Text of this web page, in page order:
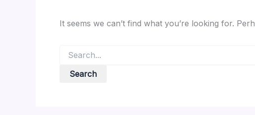
It seems we can’t find what you’re looking for.
for: